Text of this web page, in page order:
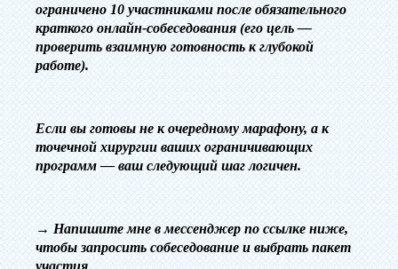
ограничено 10 участниками после обязательного
краткого онлайн-собеседования (его цель —
проверить взаимную готовность к глубокой
работе).
Если вы готовы не к очередному марафону, а к
точечной хирургии ваших ограничивающих
программ — ваш следующий шаг логичен.
→Напишите мне в мессенджер по ссылке ниже,
чтобы запросить собеседование и выбрать пакет
участия